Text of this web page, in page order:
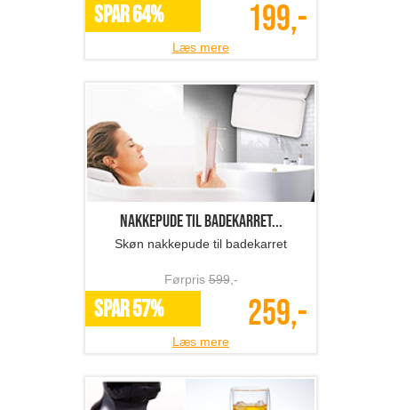
Holdere til værktøj - ...
Universelle holdere til dit værktøj!
Førpris792
SPAR 50% 396,-
Læs mere